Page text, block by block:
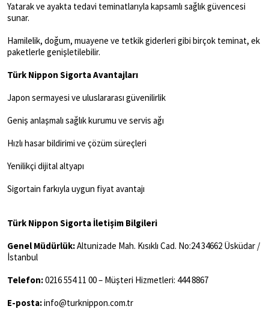
Yatarak ve ayakta tedavi teminatlarıyla kapsamlı sağlık güvencesi
sunar.
Hamilelik, doğum, muayene ve tetkik giderleri gibi birçok teminat, ek
paketlerle genişletilebilir.
Türk Nippon Sigorta Avantajları
Japon sermayesi ve uluslararası güvenilirlik
Geniş anlaşmalı sağlık kurumu ve servis ağı
Hızlı hasar bildirimi ve çözüm süreçleri
Yenilikçi dijital altyapı
Sigortain farkıyla uygun fiyat avantajı
Türk Nippon Sigorta İletişim Bilgileri
Genel Müdürlük:Altunizade Mah. Kısıklı Cad. No:24 34662 Üsküdar /
İstanbul
Telefon:0216 554 11 00 – Müşteri Hizmetleri: 444 8867
E-posta:info@turknippon.com.tr